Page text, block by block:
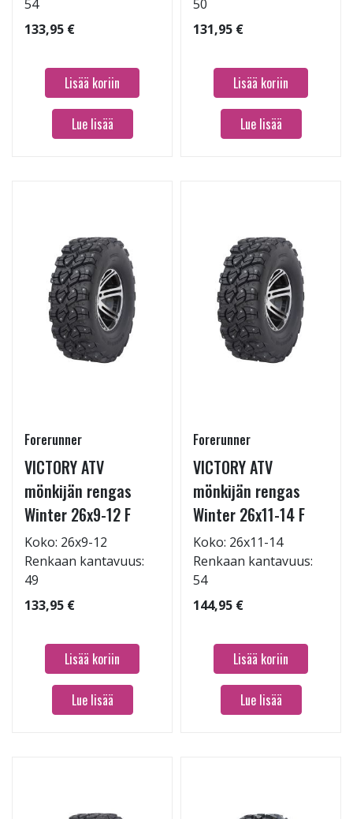
54
133,95 €
Lisää koriin
Lue lisää
50
131,95 €
Lisää koriin
Lue lisää
Forerunner
VICTORY ATV
mönkijän rengas
Winter 26x9-12 F
Koko: 26x9-12
Renkaan kantavuus:
49
133,95 €
Lisää koriin
Lue lisää
Forerunner
VICTORY ATV
mönkijän rengas
Winter 26x11-14 F
Koko: 26x11-14
Renkaan kantavuus:
54
144,95 €
Lisää koriin
Lue lisää